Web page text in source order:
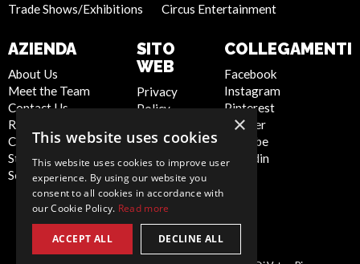
Trade Shows/Exhibitions
Circus Entertainment
AZIENDA
About Us
Meet the Team
Contact Us
Report Abuse
Compliance
Statement -
Seafarers
SITO
WEB
Privacy
Policy
Policy
Artist Sign
Up
Terms and
Conditions
Sitemap
COLLEGAMENTI
Facebook
Instagram
Pinterest
Twitter
Youtube
Linkedin
×
This website uses cookies
This website uses cookies to improve user
experience. By using our website you
consent to all cookies in accordance with
our Cookie Policy. Read more
ACCEPT ALL DECLINE ALL